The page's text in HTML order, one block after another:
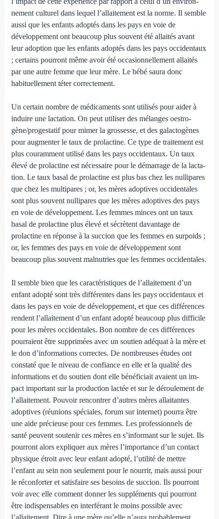
nement culturel dans lequel l’allaitement est la norme. Il semble
aussi que les enfants adoptés dans les pays en voie de
développement ont beaucoup plus souvent été allaités avant
leur adoption que les enfants adoptés dans les pays occiden­taux
; certains pourront même avoir été occasionnellement allaités
par une autre femme que leur mère. Le bébé saura donc
habituellement téter correc­tement.
Un certain nombre de médicaments sont utilisés pour ai­der à
induire une lactation. On peut utiliser des mélanges oes­tro­
gène/progestatif pour mimer la grossesse, et des galactogè­nes
pour augmenter le taux de prolactine. Ce type de traite­ment est
plus couramment utilisé dans les pays occidentaux. Un taux
élevé de prolactine est nécessaire pour le démarrage de la lacta­
tion. Le taux basal de prolactine est plus bas chez les nullipares
que chez les multipares ; or, les mères adoptives occidentales
sont plus souvent nullipares que les mères adop­tives des pays
en voie de développement. Les femmes minces ont un taux
basal de prolactine plus élevé et sécrètent davan­tage de
prolactine en réponse à la succion que les femmes en surpoids ;
or, les fem­mes des pays en voie de développement sont
beaucoup plus souvent malnutries que les femmes occi­dentales.
Il semble bien que les caractéristiques de l’allaitement d’un
enfant adopté sont très différentes dans les pays occi­dentaux et
dans les pays en voie de développement, et que ces différences
rendent l’allaitement d’un enfant adopté beaucoup plus difficile
pour les mères occidentales. Bon nombre de ces différences
pourraient être supprimées avec un soutien adé­quat à la mère et
le don d’informations correctes. De nom­breuses études ont
constaté que le niveau de confiance en elle et la qualité des
informations et du soutien dont elle bénéfi­ciait avaient un im­
pact important sur la production lactée et sur le déroulement de
l’allaitement. Pouvoir rencontrer d’autres mères allaitantes
adoptives (réunions spéciales, fo­rum sur internet) pourra être
une aide précieuse pour ces femmes. Les professionnels de
santé peuvent soutenir ces mères en s’informant sur le sujet. Ils
pourront alors expliquer aux mères l’importance d’un contact
physique étroit avec leur enfant adopté, l’utilité de mettre
l’enfant au sein non seule­ment pour le nourrir, mais aussi pour
le réconforter et satis­faire ses besoins de succion. Ils pourront
voir avec elle com­ment donner les suppléments qui pourront
être indispensables en interférant le moins possible avec